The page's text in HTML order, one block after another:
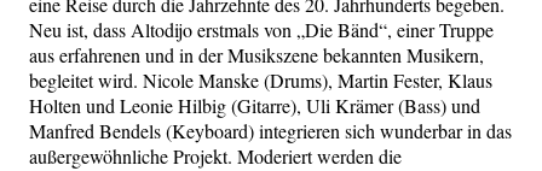
Neu ist, dass Altodijo erstmals von „Die Bänd“, einer Truppe
aus erfahrenen und in der Musikszene bekannten Musikern,
begleitet wird. Nicole Manske (Drums), Martin Fester, Klaus
Holten und Leonie Hilbig (Gitarre), Uli Krämer (Bass) und
Manfred Bendels (Keyboard) integrieren sich wunderbar in das
außergewöhnliche Projekt. Moderiert werden die